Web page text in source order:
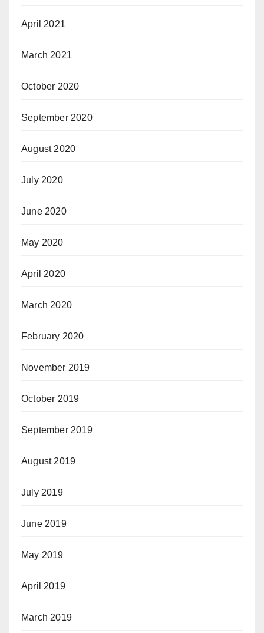
April 2021
March 2021
October 2020
September 2020
August 2020
July 2020
June 2020
May 2020
April 2020
March 2020
February 2020
November 2019
October 2019
September 2019
August 2019
July 2019
June 2019
May 2019
April 2019
March 2019